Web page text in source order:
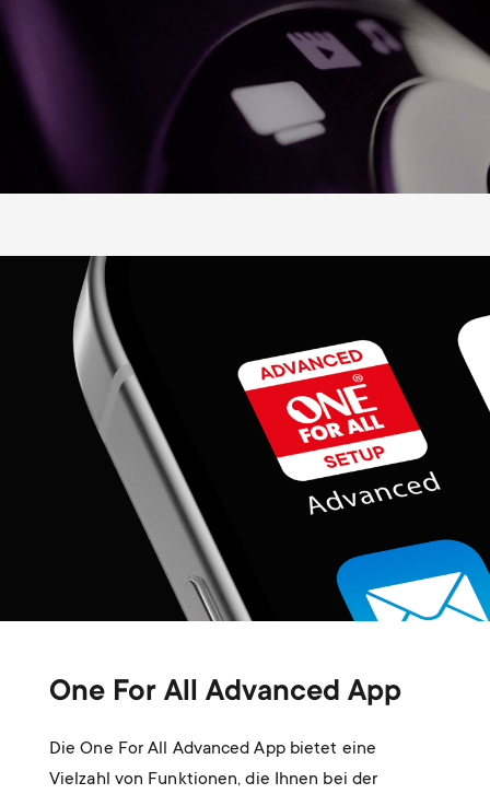
One For All Advanced App
Die One For All Advanced App bietet eine
Vielzahl von Funktionen, die Ihnen bei der